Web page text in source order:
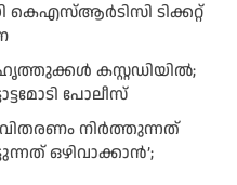
കെഎസ്ആര്‍ടിസി ടിക്കറ്റ്
കസ്റ്റഡിയിൽ;
പോലീസ്
വിതരണം നി‍‍ർത്തുന്നത്
ഒഴിവാക്കാൻ’;